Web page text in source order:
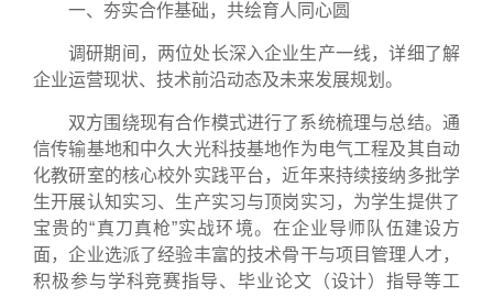
一、夯实合作基础，共绘育人同心圆
调研期间，两位处长深入企业生产一线，详细了解
企业运营现状、技术前沿动态及未来发展规划。
双方围绕现有合作模式进行了系统梳理与总结。通
信传输基地和中久大光科技基地作为电气工程及其自动
化教研室的核心校外实践平台，近年来持续接纳多批学
生开展认知实习、生产实习与顶岗实习，为学生提供了
宝贵的“真刀真枪”实战环境。在企业导师队伍建设方
面，企业选派了经验丰富的技术骨干与项目管理人才，
积极参与学科竞赛指导、毕业论文（设计）指导等工